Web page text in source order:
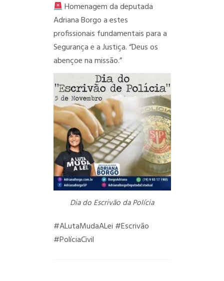
Homenagem da deputada
Adriana Borgo a estes
profissionais fundamentais para a
Segurança e a Justiça. “Deus os
abençoe na missão.”
Dia do Escrivão da Polícia
#ALutaMudaALei #Escrivão
#PolíciaCivil